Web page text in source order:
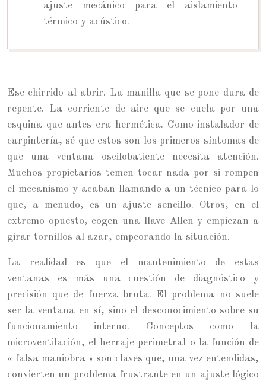
ajuste mecánico para el aislamiento
térmico y acústico.
Ese chirrido al abrir. La manilla que se pone dura de
repente. La corriente de aire que se cuela por una
esquina que antes era hermética. Como instalador de
carpintería, sé que estos son los primeros síntomas de
que una ventana oscilobatiente necesita atención.
Muchos propietarios temen tocar nada por si rompen
el mecanismo y acaban llamando a un técnico para lo
que, a menudo, es un ajuste sencillo. Otros, en el
extremo opuesto, cogen una llave Allen y empiezan a
girar tornillos al azar, empeorando la situación.
La realidad es que el mantenimiento de estas
ventanas es más una cuestión de diagnóstico y
precisión que de fuerza bruta. El problema no suele
ser la ventana en sí, sino el desconocimiento sobre su
funcionamiento interno. Conceptos como la
microventilación, el herraje perimetral o la función de
« falsa maniobra » son claves que, una vez entendidas,
convierten un problema frustrante en un ajuste lógico